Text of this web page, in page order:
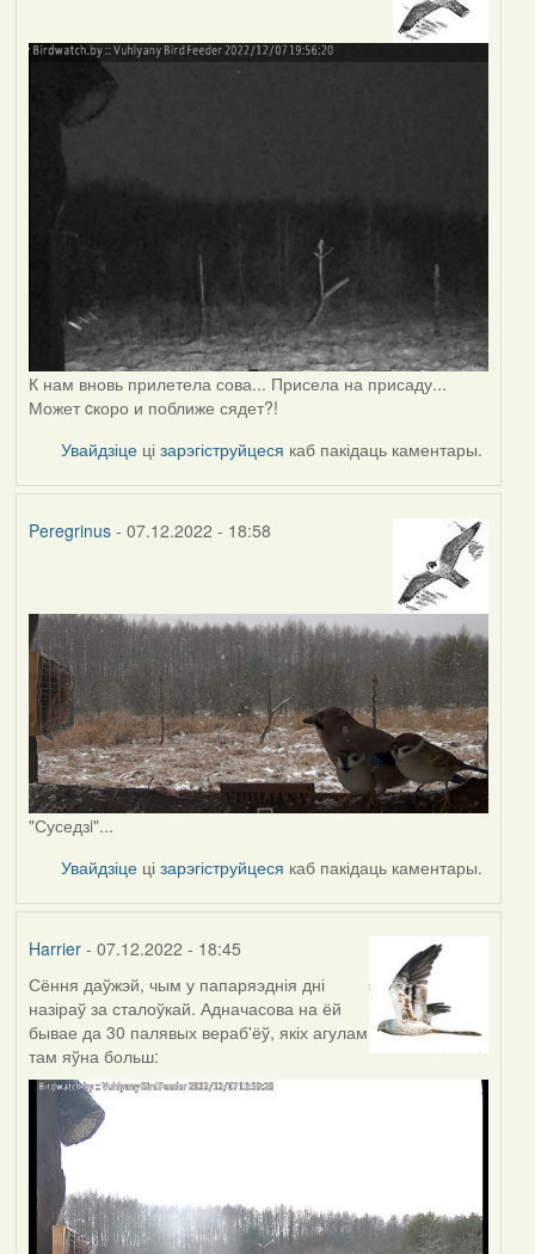
К нам вновь прилетела сова... Присела на присаду...
Может cкоро и поближе сядет?!
Увайдзіце цізарэгіструйцеся каб пакідаць каментары.
Peregrinus- 07.12.2022 - 18:58
"Суседзi"...
Увайдзіце цізарэгіструйцеся каб пакідаць каментары.
Harrier- 07.12.2022 - 18:45
Сёння даўжэй, чым у папаряэднія дні
назіраў за сталоўкай. Адначасова на ёй
бывае да 30 палявых вераб'ёў, якіх агулам
там яўна больш: